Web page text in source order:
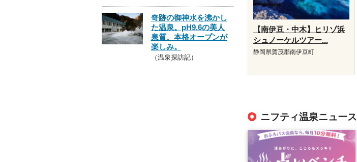
【南伊豆・中木】ヒリゾ浜
シュノーケルツアー...
静岡県賀茂郡南伊豆町
ニフティ温泉ニュース
奇跡の御神水を沸かし
た温泉。pH9.6の美人
泉質。本格オープンが
楽しみ。
（温泉探訪記）